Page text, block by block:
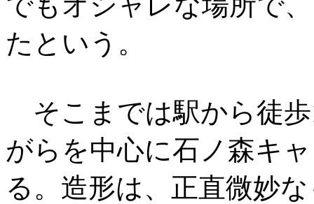
たという。
そこまでは駅から徒
がらを中心に石ノ森キ
る。造形は、正直微妙